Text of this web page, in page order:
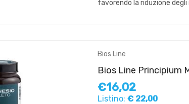
favorendo la riduzione
Bios Line
Bios Line Principium
€16,02
Listino: € 22,00